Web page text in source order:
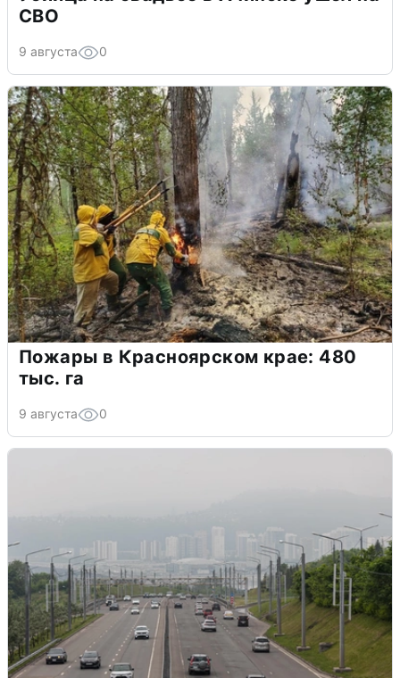
СВО
9 августа 0
Пожары в Красноярском крае: 480
тыс. га
9 августа 0